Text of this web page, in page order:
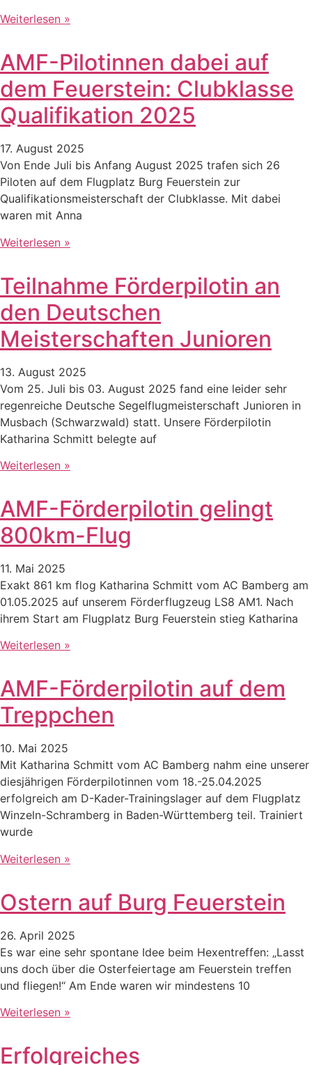
Weiterlesen »
AMF-Pilotinnen dabei auf
dem Feuerstein: Clubklasse
Qualifikation 2025
17. August 2025
Von Ende Juli bis Anfang August 2025 trafen sich 26
Piloten auf dem Flugplatz Burg Feuerstein zur
Qualifikationsmeisterschaft der Clubklasse. Mit dabei
waren mit Anna
Weiterlesen »
Teilnahme Förderpilotin an
den Deutschen
Meisterschaften Junioren
13. August 2025
Vom 25. Juli bis 03. August 2025 fand eine leider sehr
regenreiche Deutsche Segelflugmeisterschaft Junioren in
Musbach (Schwarzwald) statt. Unsere Förderpilotin
Katharina Schmitt belegte auf
Weiterlesen »
AMF-Förderpilotin gelingt
800km-Flug
11. Mai 2025
Exakt 861 km flog Katharina Schmitt vom AC Bamberg am
01.05.2025 auf unserem Förderflugzeug LS8 AM1. Nach
ihrem Start am Flugplatz Burg Feuerstein stieg Katharina
Weiterlesen »
AMF-Förderpilotin auf dem
Treppchen
10. Mai 2025
Mit Katharina Schmitt vom AC Bamberg nahm eine unserer
diesjährigen Förderpilotinnen vom 18.-25.04.2025
erfolgreich am D-Kader-Trainingslager auf dem Flugplatz
Winzeln-Schramberg in Baden-Württemberg teil. Trainiert
wurde
Weiterlesen »
Ostern auf Burg Feuerstein
26. April 2025
Es war eine sehr spontane Idee beim Hexentreffen: „Lasst
uns doch über die Osterfeiertage am Feuerstein treffen
und fliegen!“ Am Ende waren wir mindestens 10
Weiterlesen »
Erfolgreiches